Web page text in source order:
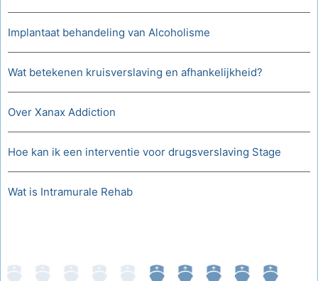
Implantaat behandeling van Alcoholisme
Wat betekenen kruisverslaving en afhankelijkheid?
Over Xanax Addiction
Hoe kan ik een interventie voor drugsverslaving Stage
Wat is Intramurale Rehab